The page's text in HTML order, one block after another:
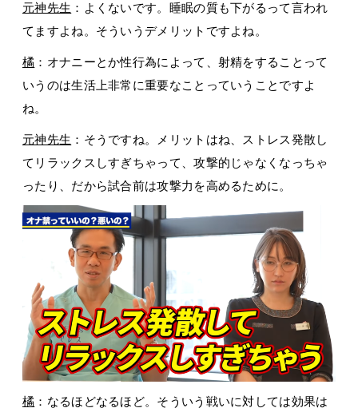
元神先生 ：よくないです。睡眠の質も下がるって言われ
てますよね。そういうデメリットですよね。
橘 ：オナニーとか性行為によって、射精をすることって
いうのは生活上非常に重要なことっていうことですよ
ね。
元神先生 ：そうですね。メリットはね、ストレス発散し
てリラックスしすぎちゃって、攻撃的じゃなくなっちゃ
ったり、だから試合前は攻撃力を高めるために。
橘 ：なるほどなるほど。そういう戦いに対しては効果は